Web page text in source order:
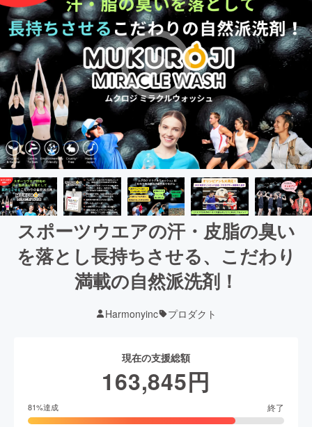
スポーツウエアの汗・皮脂の臭い
を落とし長持ちさせる、こだわり
満載の自然派洗剤！
Harmonyinc プロダクト
現在の支援総額
163,845円
81%達成 終了